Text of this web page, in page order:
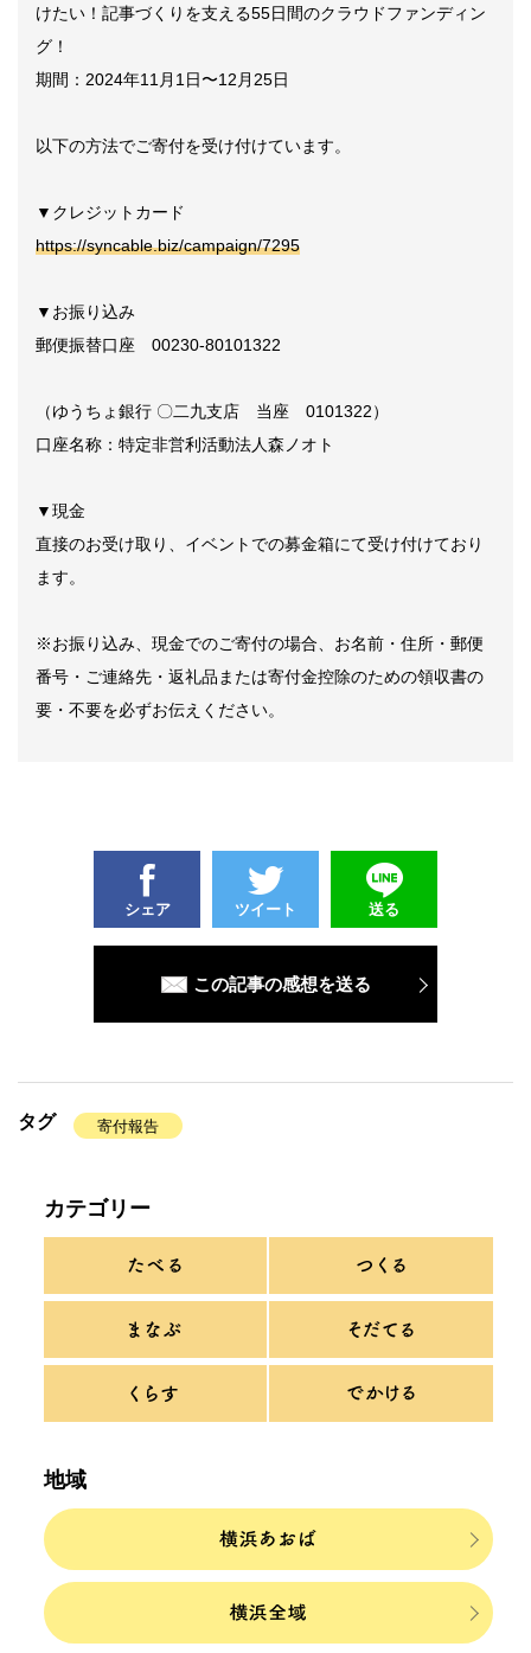
けたい！記事づくりを支える55日間のクラウドファンディン
グ！
期間：2024年11月1日〜12月25日
以下の方法でご寄付を受け付けています。
▼クレジットカード
https://syncable.biz/campaign/7295
▼お振り込み
郵便振替口座 00230-80101322
（ゆうちょ銀行 〇二九支店 当座 0101322）
口座名称：特定非営利活動法人森ノオト
▼現金
直接のお受け取り、イベントでの募金箱にて受け付けており
ます。
※お振り込み、現金でのご寄付の場合、お名前・住所・郵便
番号・ご連絡先・返礼品または寄付金控除のための領収書の
要・不要を必ずお伝えください。
シェア ツイート 送る
この記事の感想を送る
タグ 寄付報告
カテゴリー
地域